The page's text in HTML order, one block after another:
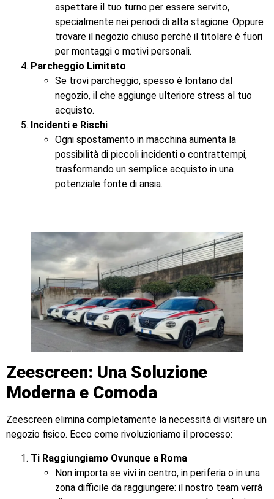
aspettare il tuo turno per essere servito,
specialmente nei periodi di alta stagione. Oppure
trovare il negozio chiuso perchè il titolare è fuori
per montaggi o motivi personali.
Parcheggio Limitato
Se trovi parcheggio, spesso è lontano dal
negozio, il che aggiunge ulteriore stress al tuo
acquisto.
Incidenti e Rischi
Ogni spostamento in macchina aumenta la
possibilità di piccoli incidenti o contrattempi,
trasformando un semplice acquisto in una
potenziale fonte di ansia.
Zeescreen: Una Soluzione
Moderna e Comoda
Zeescreen elimina completamente la necessità di visitare un
negozio fisico. Ecco come rivoluzioniamo il processo:
Ti Raggiungiamo Ovunque a Roma
Non importa se vivi in centro, in periferia o in una
zona difficile da raggiungere: il nostro team verrà